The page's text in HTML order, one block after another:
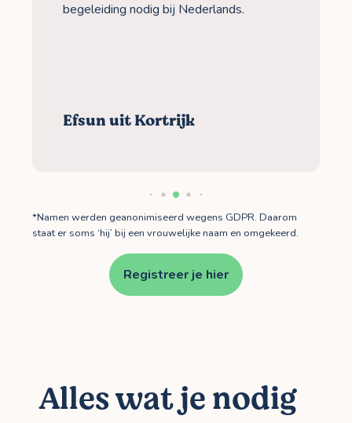
begeleiding nodig bij Nederlands.
Efsun uit Kortrijk
*Namen werden geanonimiseerd wegens GDPR. Daarom
staat er soms ‘hij’ bij een vrouwelijke naam en omgekeerd.
Registreer je hier
Alles wat je nodig